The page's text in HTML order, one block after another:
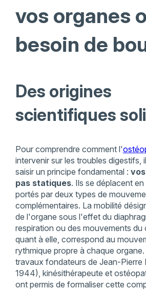
vos organes
besoin de
Des origines
scientifiques
Pour comprendre comment l'
intervenir sur les troubles digestifs,
saisir un principe fondamental :
pas statiques. Ils se déplacent en
portés par deux types de
complémentaires. La mobilité
de l'organe sous l'effet du
respiration ou des mouvements du
quant à elle, correspond au
rythmique propre à chaque
travaux fondateurs de Jean-Pierre
1944), kinésithérapeute et
ont permis de formaliser cette